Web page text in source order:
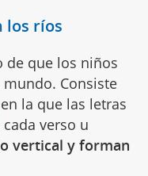
los ríos
de que los niños
Consiste
en la que las letras
verso u
vertical y forman